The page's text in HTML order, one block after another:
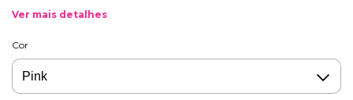
Ver mais detalhes
Cor